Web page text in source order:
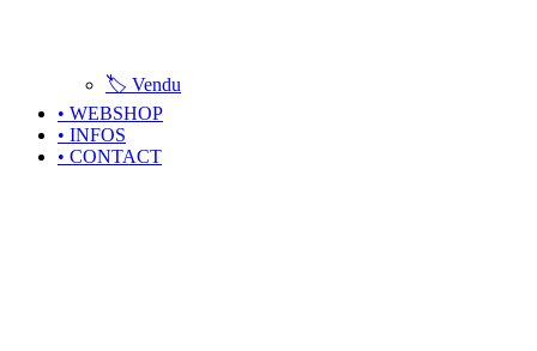
🏷️ Vendu
• WEBSHOP
• INFOS
• CONTACT